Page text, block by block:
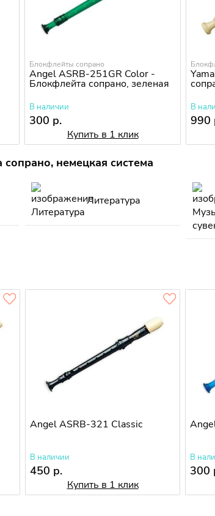
Блокфлейты сопрано
Angel ASRB-251GR Color -
Блокфлейта сопрано, зеленая
В наличии
300 р.
Купить в 1 клик
В
990
немецкая система
Литература
Angel ASRB-321 Classic
В наличии
450 р.
Купить в 1 клик
В
300